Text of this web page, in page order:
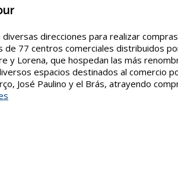
diversas direcciones para realizar
de 77 centros comerciales distribuidos
y Lorena, que hospedan las más
espacios destinados al comercio
José Paulino y el Brás, atrayendo